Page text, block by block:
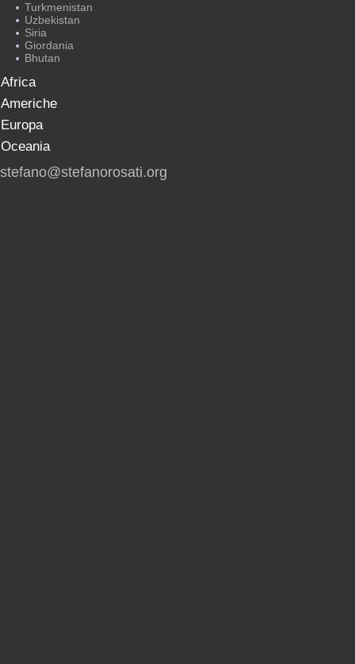
Turkmenistan
Uzbekistan
Siria
Giordania
Bhutan
Africa
Americhe
Europa
Oceania
stefano@stefanorosati.org